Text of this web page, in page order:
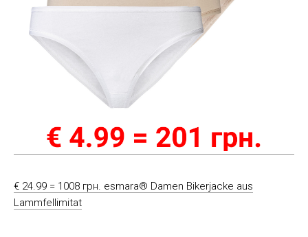
€ 24.99 = 1008 грн. esmara® Damen Bikerjacke aus
Lammfellimitat